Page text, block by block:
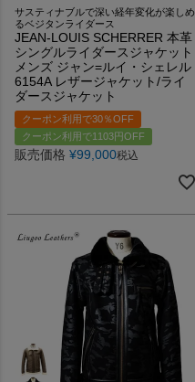
サスティナブルで深い経年変化が楽しめ
るベジタンライダース
JEAN-LOUIS SCHERRER 本革
シングルライダースジャケット
メンズ ジャン=ルイ・シェレル
6154A レザージャケット/ライ
ダースジャケット
クーポン利用で30％OFF
クーポン利用で1103円OFF
販売価格 ¥99,000税込